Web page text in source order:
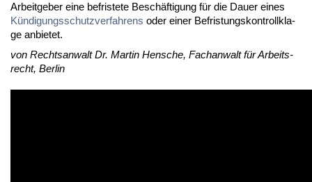
Ar­beit­ge­ber ei­ne be­fris­te­te Be­schäf­ti­gung für die Dau­er ei­nes
Kün­di­gungs­schutz­ver­fah­rens oder ei­ner Be­fris­tungs­kon­troll­kla­
ge an­bie­tet.
von Rechts­an­walt Dr. Mar­tin Hen­sche, Fach­an­walt für Ar­beits­
recht, Ber­lin